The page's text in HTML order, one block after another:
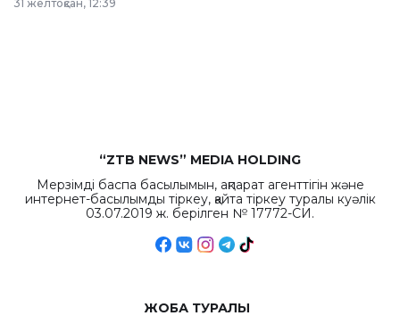
республиканского
31 желтоқсан, 12:39
“ZTB NEWS” MEDIA HOLDING
Мерзімді баспа басылымын, ақпарат агенттігін және
интернет-басылымды тіркеу, қайта тіркеу туралы куәлік
03.07.2019 ж. берілген № 17772-СИ.
ЖОБА ТУРАЛЫ